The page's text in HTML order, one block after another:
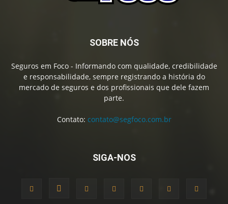
SOBRE NÓS
Seguros em Foco - Informando com qualidade, credibilidade
e responsabilidade, sempre registrando a história do
mercado de seguros e dos profissionais que dele fazem
parte.
Contato: contato@segfoco.com.br
SIGA-NOS